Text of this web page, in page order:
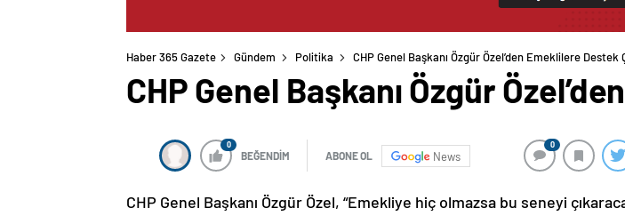
Haber 365 Gazete Gündem Politika CHP Genel Başkanı Özgür Özel’den Emeklilere Destek
CHP Genel Başkanı Özgür
0
BEĞENDİM ABONE OL News
0
CHP Genel Başkanı Özgür Özel, “Emekliye hiç olmazsa bu seneyi